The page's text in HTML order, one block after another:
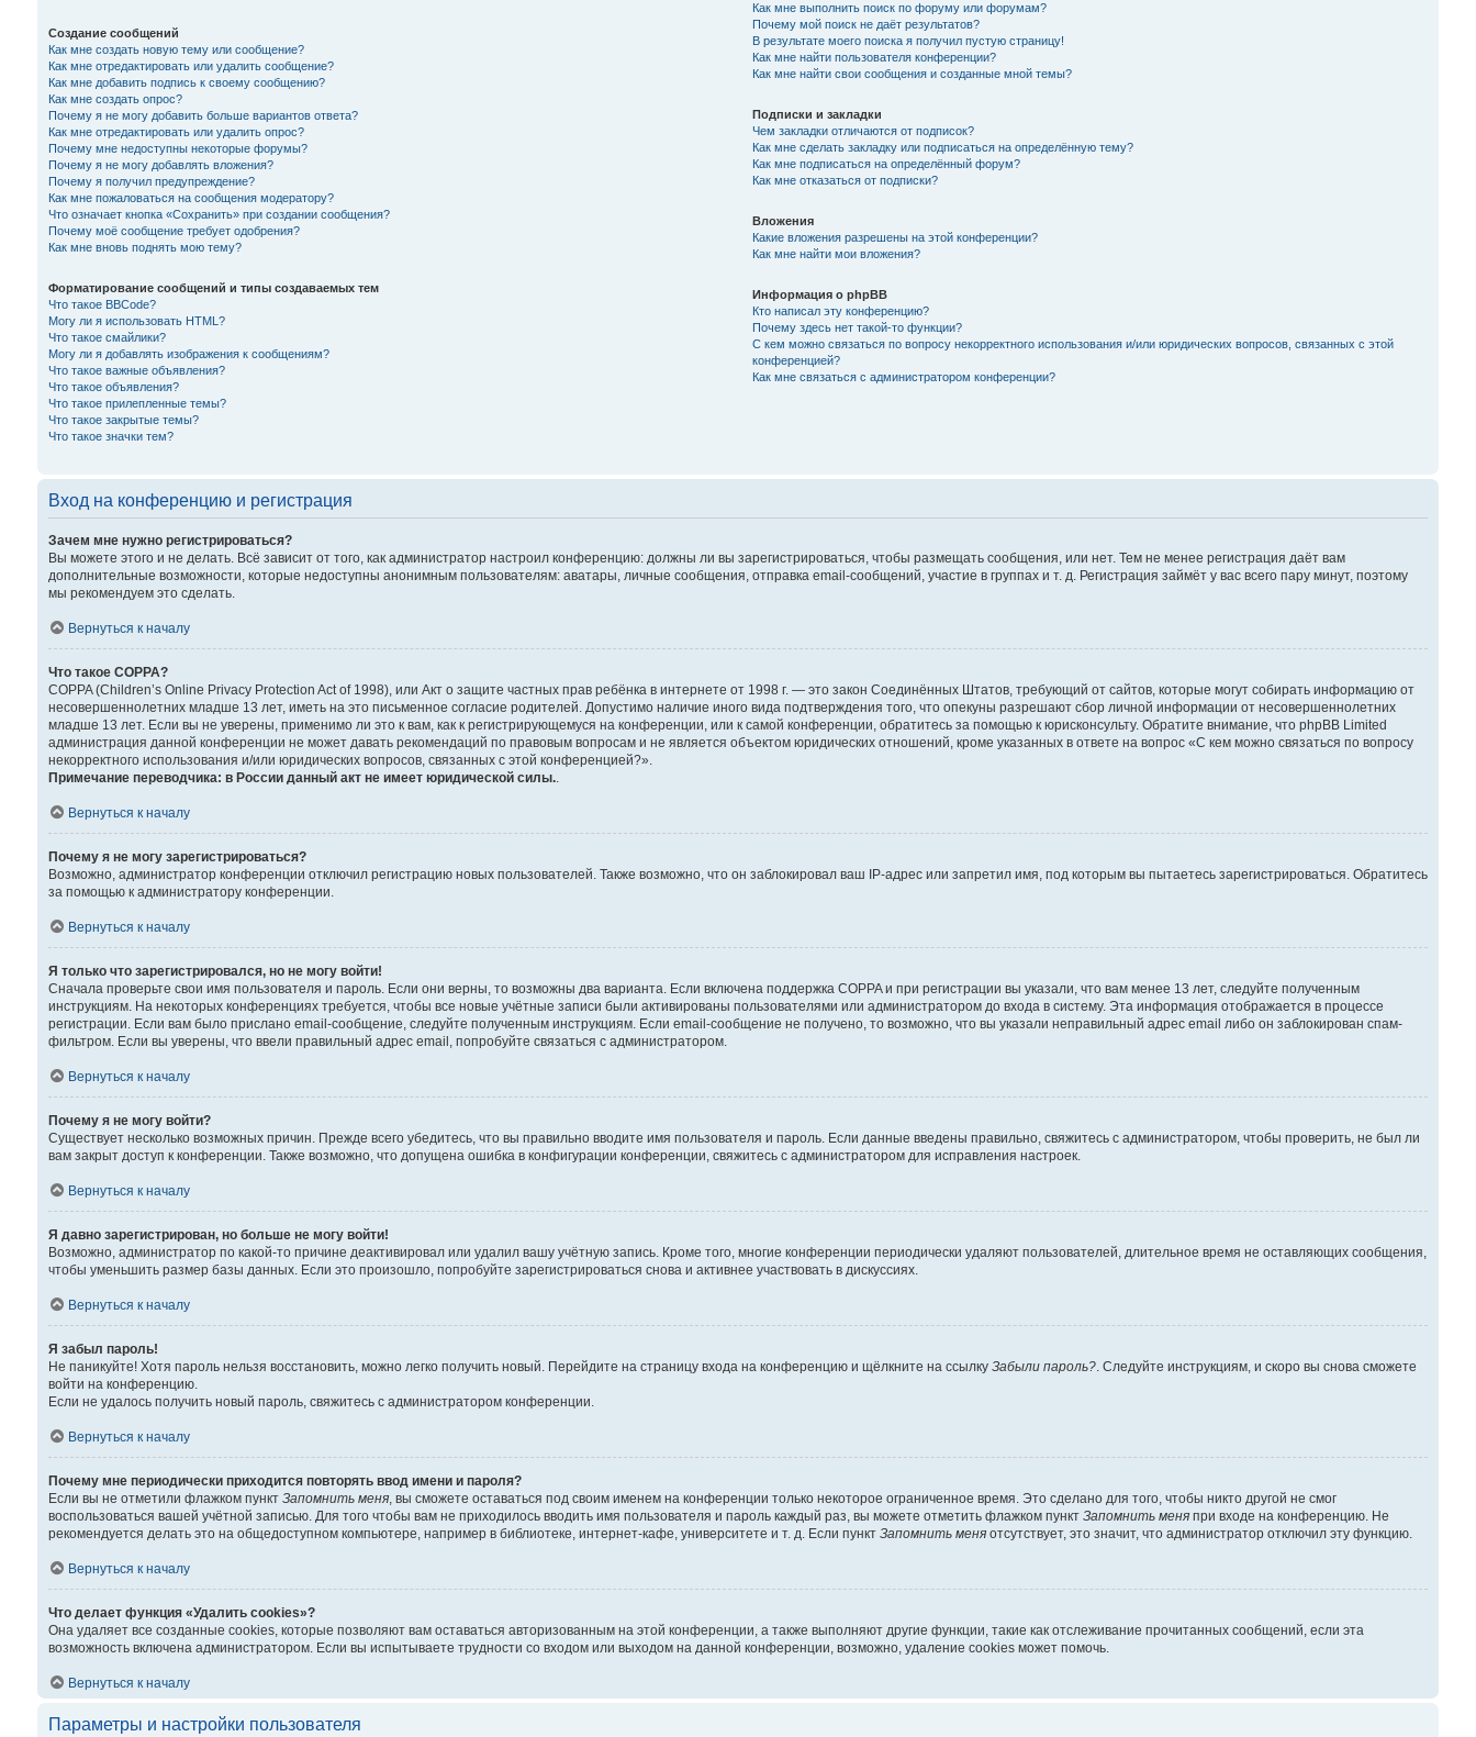
Создание сообщений
Как мне создать новую тему или сообщение?
Как мне отредактировать или удалить сообщение?
Как мне добавить подпись к своему сообщению?
Как мне создать опрос?
Почему я не могу добавить больше вариантов ответа?
Как мне отредактировать или удалить опрос?
Почему мне недоступны некоторые форумы?
Почему я не могу добавлять вложения?
Почему я получил предупреждение?
Как мне пожаловаться на сообщения модератору?
Что означает кнопка «Сохранить» при создании сообщения?
Почему моё сообщение требует одобрения?
Как мне вновь поднять мою тему?
Форматирование сообщений и типы создаваемых тем
Что такое BBCode?
Могу ли я использовать HTML?
Что такое смайлики?
Могу ли я добавлять изображения к сообщениям?
Что такое важные объявления?
Что такое объявления?
Что такое прилепленные темы?
Что такое закрытые темы?
Что такое значки тем?
Как мне выполнить поиск по форуму или форумам?
Почему мой поиск не даёт результатов?
В результате моего поиска я получил пустую страницу!
Как мне найти пользователя конференции?
Как мне найти свои сообщения и созданные мной темы?
Подписки и закладки
Чем закладки отличаются от подписок?
Как мне сделать закладку или подписаться на определённую тему?
Как мне подписаться на определённый форум?
Как мне отказаться от подписки?
Вложения
Какие вложения разрешены на этой конференции?
Как мне найти мои вложения?
Информация о phpBB
Кто написал эту конференцию?
Почему здесь нет такой-то функции?
С кем можно связаться по вопросу некорректного использования и/или юридических вопросов, связанных с этой
конференцией?
Как мне связаться с администратором конференции?
Вход на конференцию и регистрация
Зачем мне нужно регистрироваться?
Вы можете этого и не делать. Всё зависит от того, как администратор настроил конференцию: должны ли вы зарегистрироваться, чтобы размещать сообщения, или нет. Тем не менее регистрация даёт вам
дополнительные возможности, которые недоступны анонимным пользователям: аватары, личные сообщения, отправка email-сообщений, участие в группах и т. д. Регистрация займёт у вас всего пару минут, поэтому
мы рекомендуем это сделать.
Вернуться к началу
Что такое COPPA?
COPPA (Children’s Online Privacy Protection Act of 1998), или Акт о защите частных прав ребёнка в интернете от 1998 г. — это закон Соединённых Штатов, требующий от сайтов, которые могут собирать информацию от
несовершеннолетних младше 13 лет, иметь на это письменное согласие родителей. Допустимо наличие иного вида подтверждения того, что опекуны разрешают сбор личной информации от несовершеннолетних
младше 13 лет. Если вы не уверены, применимо ли это к вам, как к регистрирующемуся на конференции, или к самой конференции, обратитесь за помощью к юрисконсульту. Обратите внимание, что phpBB Limited
администрация данной конференции не может давать рекомендаций по правовым вопросам и не является объектом юридических отношений, кроме указанных в ответе на вопрос «С кем можно связаться по вопросу
некорректного использования и/или юридических вопросов, связанных с этой конференцией?».
Примечание переводчика: в России данный акт не имеет юридической силы..
Вернуться к началу
Почему я не могу зарегистрироваться?
Возможно, администратор конференции отключил регистрацию новых пользователей. Также возможно, что он заблокировал ваш IP-адрес или запретил имя, под которым вы пытаетесь зарегистрироваться. Обратитесь
за помощью к администратору конференции.
Вернуться к началу
Я только что зарегистрировался, но не могу войти!
Сначала проверьте свои имя пользователя и пароль. Если они верны, то возможны два варианта. Если включена поддержка COPPA и при регистрации вы указали, что вам менее 13 лет, следуйте полученным
инструкциям. На некоторых конференциях требуется, чтобы все новые учётные записи были активированы пользователями или администратором до входа в систему. Эта информация отображается в процессе
регистрации. Если вам было прислано email-сообщение, следуйте полученным инструкциям. Если email-сообщение не получено, то возможно, что вы указали неправильный адрес email либо он заблокирован спам-
фильтром. Если вы уверены, что ввели правильный адрес email, попробуйте связаться с администратором.
Вернуться к началу
Почему я не могу войти?
Существует несколько возможных причин. Прежде всего убедитесь, что вы правильно вводите имя пользователя и пароль. Если данные введены правильно, свяжитесь с администратором, чтобы проверить, не был ли
вам закрыт доступ к конференции. Также возможно, что допущена ошибка в конфигурации конференции, свяжитесь с администратором для исправления настроек.
Вернуться к началу
Я давно зарегистрирован, но больше не могу войти!
Возможно, администратор по какой-то причине деактивировал или удалил вашу учётную запись. Кроме того, многие конференции периодически удаляют пользователей, длительное время не оставляющих сообщения,
чтобы уменьшить размер базы данных. Если это произошло, попробуйте зарегистрироваться снова и активнее участвовать в дискуссиях.
Вернуться к началу
Я забыл пароль!
Не паникуйте! Хотя пароль нельзя восстановить, можно легко получить новый. Перейдите на страницу входа на конференцию и щёлкните на ссылку Забыли пароль?. Следуйте инструкциям, и скоро вы снова сможете
войти на конференцию.
Если не удалось получить новый пароль, свяжитесь с администратором конференции.
Вернуться к началу
Почему мне периодически приходится повторять ввод имени и пароля?
Если вы не отметили флажком пункт Запомнить меня, вы сможете оставаться под своим именем на конференции только некоторое ограниченное время. Это сделано для того, чтобы никто другой не смог
воспользоваться вашей учётной записью. Для того чтобы вам не приходилось вводить имя пользователя и пароль каждый раз, вы можете отметить флажком пункт Запомнить меняпри входе на конференцию. Не
рекомендуется делать это на общедоступном компьютере, например в библиотеке, интернет-кафе, университете и т. д. Если пункт Запомнить меняотсутствует, это значит, что администратор отключил эту функцию.
Вернуться к началу
Что делает функция «Удалить cookies»?
Она удаляет все созданные cookies, которые позволяют вам оставаться авторизованным на этой конференции, а также выполняют другие функции, такие как отслеживание прочитанных сообщений, если эта
возможность включена администратором. Если вы испытываете трудности со входом или выходом на данной конференции, возможно, удаление cookies может помочь.
Вернуться к началу
Параметры и настройки пользователя